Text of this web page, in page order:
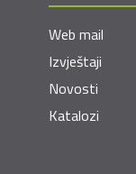
Web mail
Izvještaji
Novosti
Katalozi